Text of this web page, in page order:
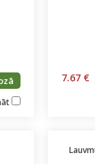
7.67 €